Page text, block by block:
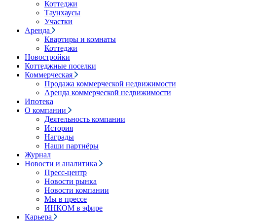
Коттеджи
Таунхаусы
Участки
Аренда
Квартиры и комнаты
Коттеджи
Новостройки
Коттеджные поселки
Коммерческая
Продажа коммерческой недвижимости
Аренда коммерческой недвижимости
Ипотека
О компании
Деятельность компании
История
Награды
Наши партнёры
Журнал
Новости и аналитика
Пресс-центр
Новости рынка
Новости компании
Мы в прессе
ИНКОМ в эфире
Карьера